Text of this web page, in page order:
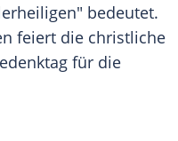
bedeutet.
feiert die christliche
für die